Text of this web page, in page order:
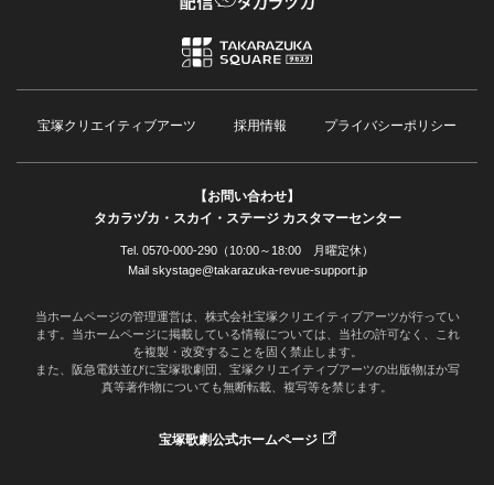
宝塚クリエイティブアーツ 採用情報 プライバシーポリシー
【お問い合わせ】
タカラヅカ・スカイ・ステージ カスタマーセンター
Tel. 0570-000-290（10:00～18:00 月曜定休）
Mail skystage@takarazuka-revue-support.jp
当ホームページの管理運営は、株式会社宝塚クリエイティブアーツが行ってい
ます。当ホームページに掲載している情報については、当社の許可なく、これ
を複製・改変することを固く禁止します。
また、阪急電鉄並びに宝塚歌劇団、宝塚クリエイティブアーツの出版物ほか写
真等著作物についても無断転載、複写等を禁じます。
宝塚歌劇公式ホームページ